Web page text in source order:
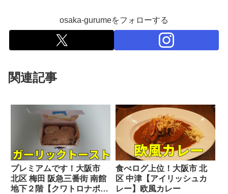
osaka-gurumeをフォローする
関連記事
プレミアムです！大阪市
北区 梅田 阪急三番街 南館
地下２階【クワトロナポ
食べログ上位！大阪市 北
区 中津【アイリッシュカ
レー】欧風カレー